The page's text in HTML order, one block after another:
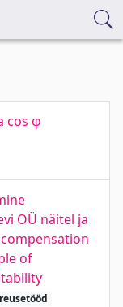
cos φ
OÜ näitel ja
of